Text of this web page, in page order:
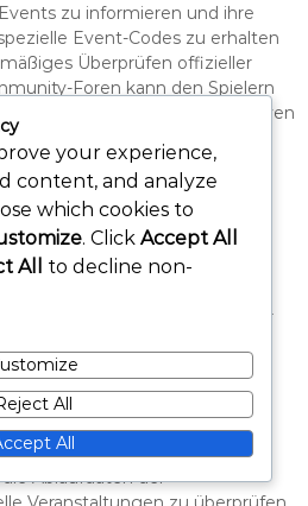
zu informieren und ihre
Event-Codes zu erhalten
Überprüfen offizieller
Foren kann den Spielern
zu bleiben, wann diese exklusiven
der Codes
Geschenkcodes für spezielle
kürzer, was die
Einlösung betont. Spieler
diese Codes zu nutzen, bevor
können hingegen
haben, die es den
Belieben einzulösen.
nicht zu verpassen, sollten
Ablaufdaten der
your experience,
content, and analyze
which cookies to
. Click Accept All
All
to decline non-
All
All